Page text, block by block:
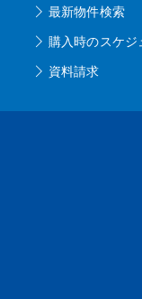
最新物件検索
購入時のスケジ
資料請求